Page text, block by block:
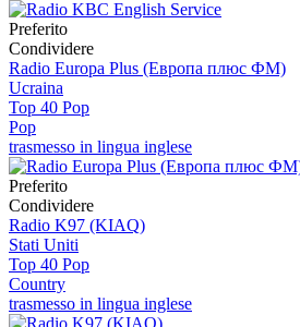
Preferito
Condividere
Radio Europa Plus (Европа плюс ФМ)
Ucraina
Top 40 Pop
Pop
trasmesso in lingua inglese
Preferito
Condividere
Radio K97 (KIAQ)
Stati Uniti
Top 40 Pop
Country
trasmesso in lingua inglese